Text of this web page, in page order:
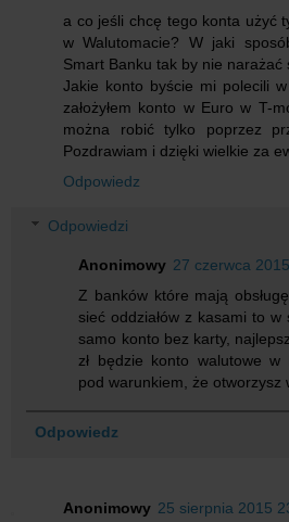
a co jeśli chcę tego konta użyć
w Walutomacie? W jaki
Smart Banku tak by nie
Jakie konto byście mi polecili
założyłem konto w Euro w T-
można robić tylko poprzez
Pozdrawiam i dzięki wielkie za
Odpowiedz
Odpowiedzi
Anonimowy 27 czerwca
Z banków które mają
sieć oddziałów z kasami to
samo konto bez karty,
zł będzie konto walutowe
pod warunkiem, że otworzysz
Odpowiedz
Anonimowy 25 sierpnia 2015